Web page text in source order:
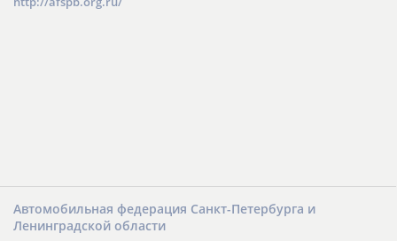
Автомобильная федерация Санкт-Петербурга и
Ленинградской области